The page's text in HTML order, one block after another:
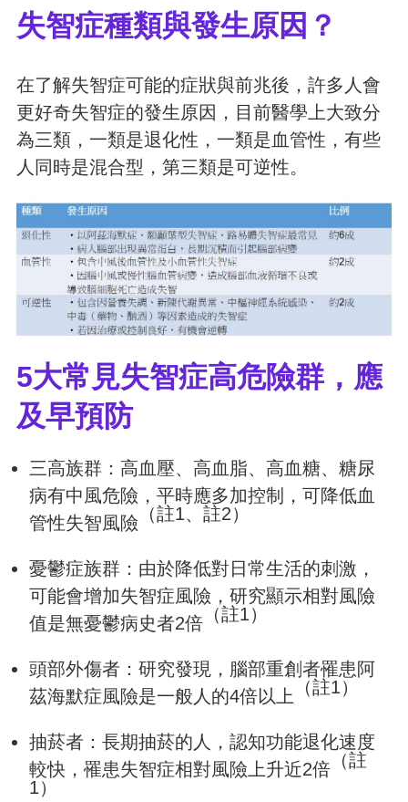
失智症種類與發生原因？
在了解失智症可能的症狀與前兆後，許多人會
更好奇失智症的發生原因，目前醫學上大致分
為三類，一類是退化性，一類是血管性，有些
人同時是混合型，第三類是可逆性。
5大常見失智症高危險群，應
及早預防
三高族群：高血壓、高血脂、高血糖、糖尿
病有中風危險，平時應多加控制，可降低血
管性失智風險 （註1、註2）
憂鬱症族群：由於降低對日常生活的刺激，
可能會增加失智症風險，研究顯示相對風險
值是無憂鬱病史者2倍 （註1）
頭部外傷者：研究發現，腦部重創者罹患阿
茲海默症風險是一般人的4倍以上 （註1）
抽菸者：長期抽菸的人，認知功能退化速度
較快，罹患失智症相對風險上升近2倍 （註
1）